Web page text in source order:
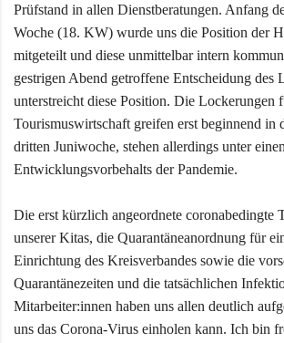
Prüfstand in allen Dienstberatungen. Anfang
Woche (18. KW) wurde uns die Position der
mitgeteilt und diese unmittelbar intern
gestrigen Abend getroffene Entscheidung des
unterstreicht diese Position. Die Lockerungen
Tourismuswirtschaft greifen erst beginnend in
dritten Juniwoche, stehen allerdings unter
Entwicklungsvorbehalts der Pandemie.
Die erst kürzlich angeordnete coronabedingte
unserer Kitas, die Quarantäneanordnung für
Einrichtung des Kreisverbandes sowie die
Quarantänezeiten und die tatsächlichen
Mitarbeiter:innen haben uns allen deutlich
uns das Corona-Virus einholen kann. Ich bin